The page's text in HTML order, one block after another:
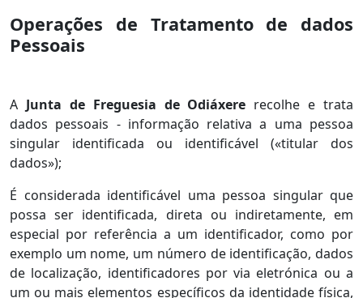
Operações de Tratamento de dados
Pessoais
A Junta de Freguesia de Odiáxere recolhe e trata
dados pessoais - informação relativa a uma pessoa
singular identificada ou identificável («titular dos
dados»);
É considerada identificável uma pessoa singular que
possa ser identificada, direta ou indiretamente, em
especial por referência a um identificador, como por
exemplo um nome, um número de identificação, dados
de localização, identificadores por via eletrónica ou a
um ou mais elementos específicos da identidade física,